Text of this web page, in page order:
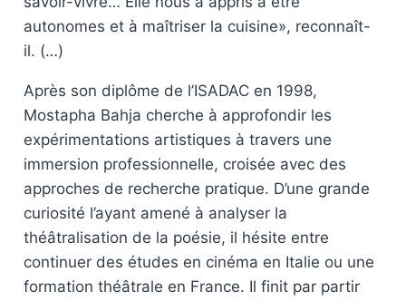
autonomes et à maîtriser la cuisine», reconnaît-
il. (…)
Après son diplôme de l’ISADAC en 1998,
Mostapha Bahja cherche à approfondir les
expérimentations artistiques à travers une
immersion professionnelle, croisée avec des
approches de recherche pratique. D’une grande
curiosité l’ayant amené à analyser la
théâtralisation de la poésie, il hésite entre
continuer des études en cinéma en Italie ou une
formation théâtrale en France. Il finit par partir